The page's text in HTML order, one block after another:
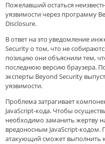
Пожелавший остаться
уязвимости через программу
Disclosure.
В ответ на это уведомление
Security о том, что не
позицию они объяснили тем,
последнюю версию браузера.
эксперты Beyond Security
уязвимости.
Проблема затрагивает
JavaScript-кода. Чтобы
необходимо заманить жертву
вредоносным JavaScript-кодом.
атакующий сможет выполнить